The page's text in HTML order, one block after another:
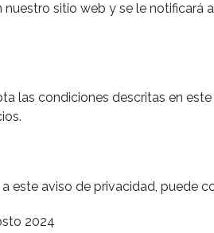
sitio web y se le
las condiciones descritas en
este aviso de privacidad, puede
2024